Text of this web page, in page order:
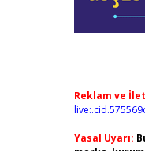
Reklam ve
Yasal Uyarı: